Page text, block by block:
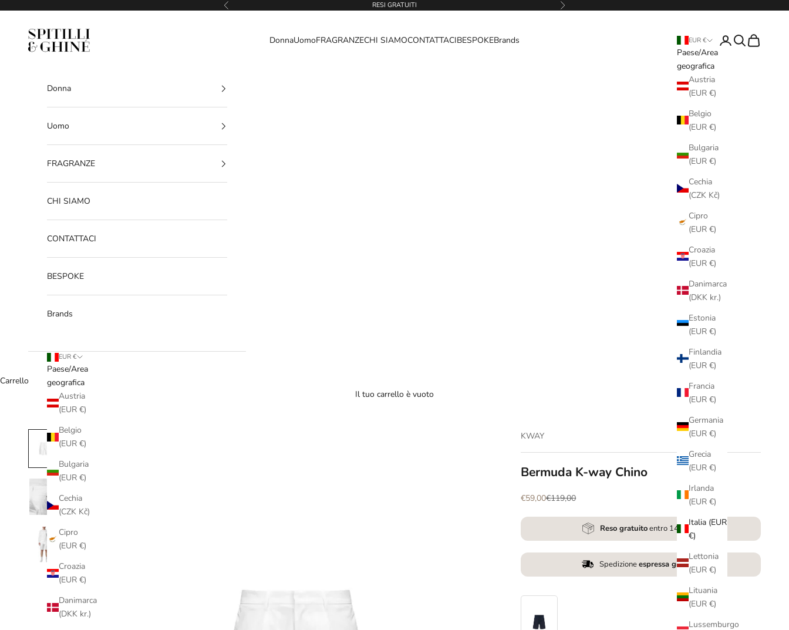
Precedente RESI GRATUITI Successivo
SPITILLI & GHINE'
DonnaUomoFRAGRANZECHI SIAMOCONTATTACIBESPOKEBrands EUR €
Paese/Area
geografica
Austria
(EUR €)
Belgio
(EUR €)
Bulgaria
(EUR €)
Cechia
(CZK Kč)
Cipro
(EUR €)
Croazia
(EUR €)
Danimarca
(DKK kr.)
Estonia
(EUR €)
Finlandia
(EUR €)
Francia
(EUR €)
Germania
(EUR €)
Grecia
(EUR €)
Irlanda
(EUR €)
Italia (EUR
€)
Lettonia
(EUR €)
Lituania
(EUR €)
Lussemburgo
LoginCercaCarrello
Donna
Uomo
FRAGRANZE
CHI SIAMO
CONTATTACI
BESPOKE
Brands
EUR €
Paese/Area
geografica
Austria
(EUR €)
Belgio
(EUR €)
Bulgaria
(EUR €)
Cechia
(CZK Kč)
Cipro
(EUR €)
Croazia
(EUR €)
Danimarca
(DKK kr.)
Carrello
Il tuo carrello è vuoto
KWAY
Bermuda K-way Chino
Prezzo scontato
€59,00Prezzo
€119,00
Reso gratuitoentro 14 giorni
Spedizioneespressa gratuita